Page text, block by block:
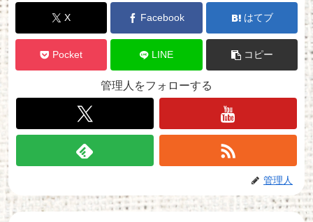
X Facebook はてブ
Pocket LINE コピー
管理人をフォローする
管理人